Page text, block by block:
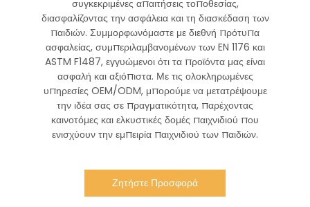
συγκεκριμένες απαιτήσεις τοποθεσίας,
διασφαλίζοντας την ασφάλεια και τη διασκέδαση των
παιδιών. Συμμορφωνόμαστε με διεθνή πρότυπα
ασφαλείας, συμπεριλαμβανομένων των EN 1176 και
ASTM F1487, εγγυώμενοι ότι τα προϊόντα μας είναι
ασφαλή και αξιόπιστα. Με τις ολοκληρωμένες
υπηρεσίες OEM/ODM, μπορούμε να μετατρέψουμε
την ιδέα σας σε πραγματικότητα, παρέχοντας
καινοτόμες και ελκυστικές δομές παιχνιδιού που
ενισχύουν την εμπειρία παιχνιδιού των παιδιών.
Ζητήστε Προσφορά